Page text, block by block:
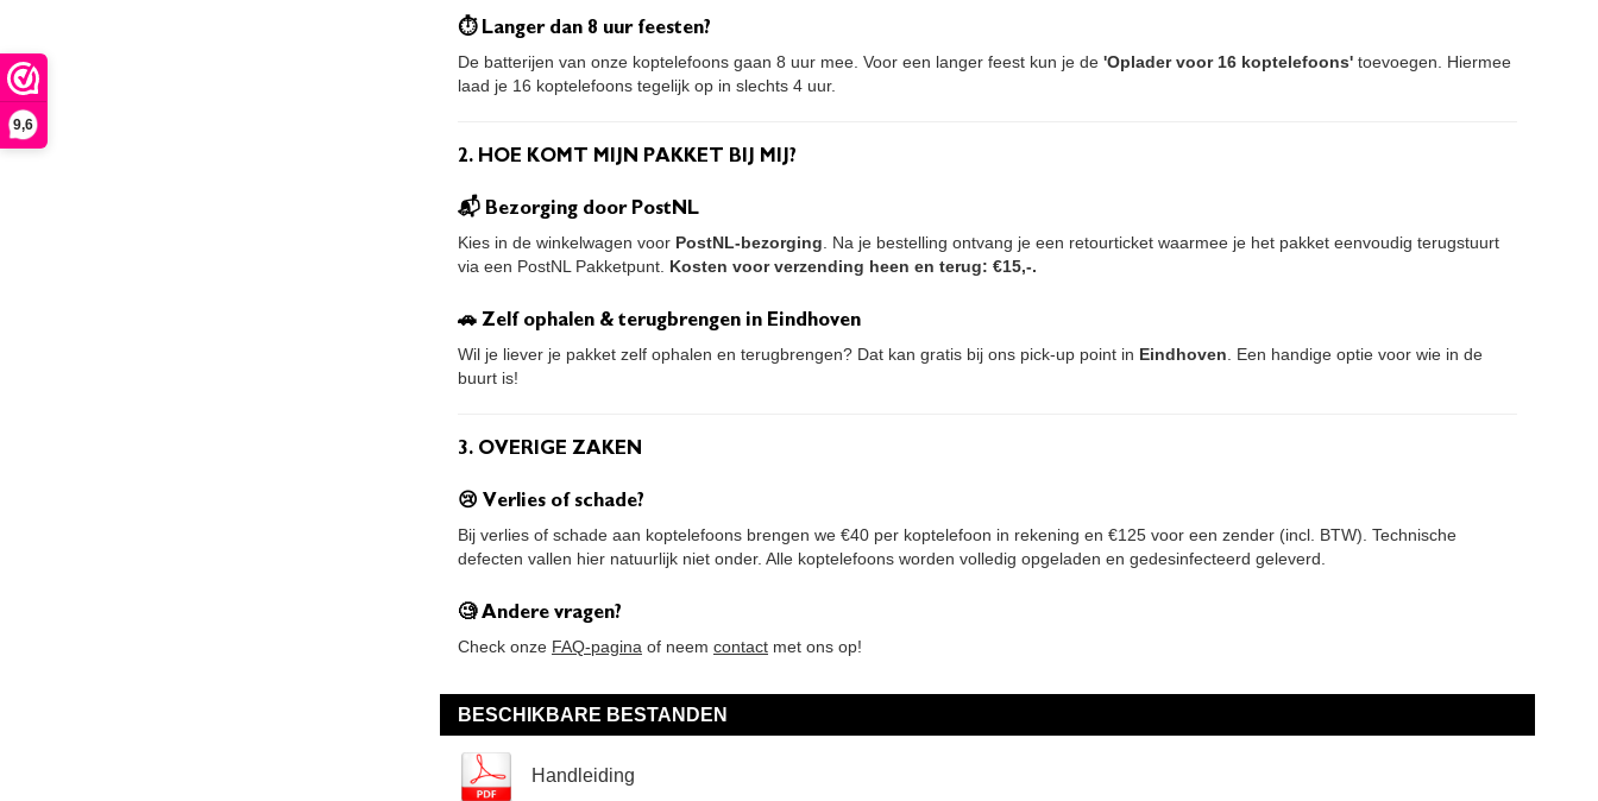
9,6
⏱ Langer dan 8 uur feesten?
De batterijen van onze koptelefoons gaan 8 uur mee. Voor een langer feest kun je de 'Oplader voor 16 koptelefoons' toevoegen. Hiermee
laad je 16 koptelefoons tegelijk op in slechts 4 uur.
2. HOE KOMT MIJN PAKKET BIJ MIJ?
📬 Bezorging door PostNL
Kies in de winkelwagen voor PostNL-bezorging . Na je bestelling ontvang je een retourticket waarmee je het pakket eenvoudig terugstuurt
via een PostNL Pakketpunt. Kosten voor verzending heen en terug: €15,-.
🚗 Zelf ophalen & terugbrengen in Eindhoven
Wil je liever je pakket zelf ophalen en terugbrengen? Dat kan gratis bij ons pick-up point in Eindhoven . Een handige optie voor wie in de
buurt is!
3. OVERIGE ZAKEN
😢 Verlies of schade?
Bij verlies of schade aan koptelefoons brengen we €40 per koptelefoon in rekening en €125 voor een zender (incl. BTW). Technische
defecten vallen hier natuurlijk niet onder. Alle koptelefoons worden volledig opgeladen en gedesinfecteerd geleverd.
🧐 Andere vragen?
Check onze FAQ-pagina of neem contact met ons op!
BESCHIKBARE BESTANDEN
Handleiding